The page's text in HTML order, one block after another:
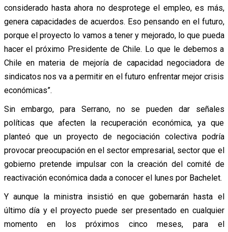
considerado hasta ahora no desprotege el empleo, es más,
genera capacidades de acuerdos. Eso pensando en el futuro,
porque el proyecto lo vamos a tener y mejorado, lo que pueda
hacer el próximo Presidente de Chile. Lo que le debemos a
Chile en materia de mejoría de capacidad negociadora de
sindicatos nos va a permitir en el futuro enfrentar mejor crisis
económicas”.
Sin embargo, para Serrano, no se pueden dar señales
políticas que afecten la recuperación económica, ya que
planteó que un proyecto de negociación colectiva podría
provocar preocupación en el sector empresarial, sector que el
gobierno pretende impulsar con la creación del comité de
reactivación económica dada a conocer el lunes por Bachelet.
Y aunque la ministra insistió en que gobernarán hasta el
último día y el proyecto puede ser presentado en cualquier
momento en los próximos cinco meses, para el